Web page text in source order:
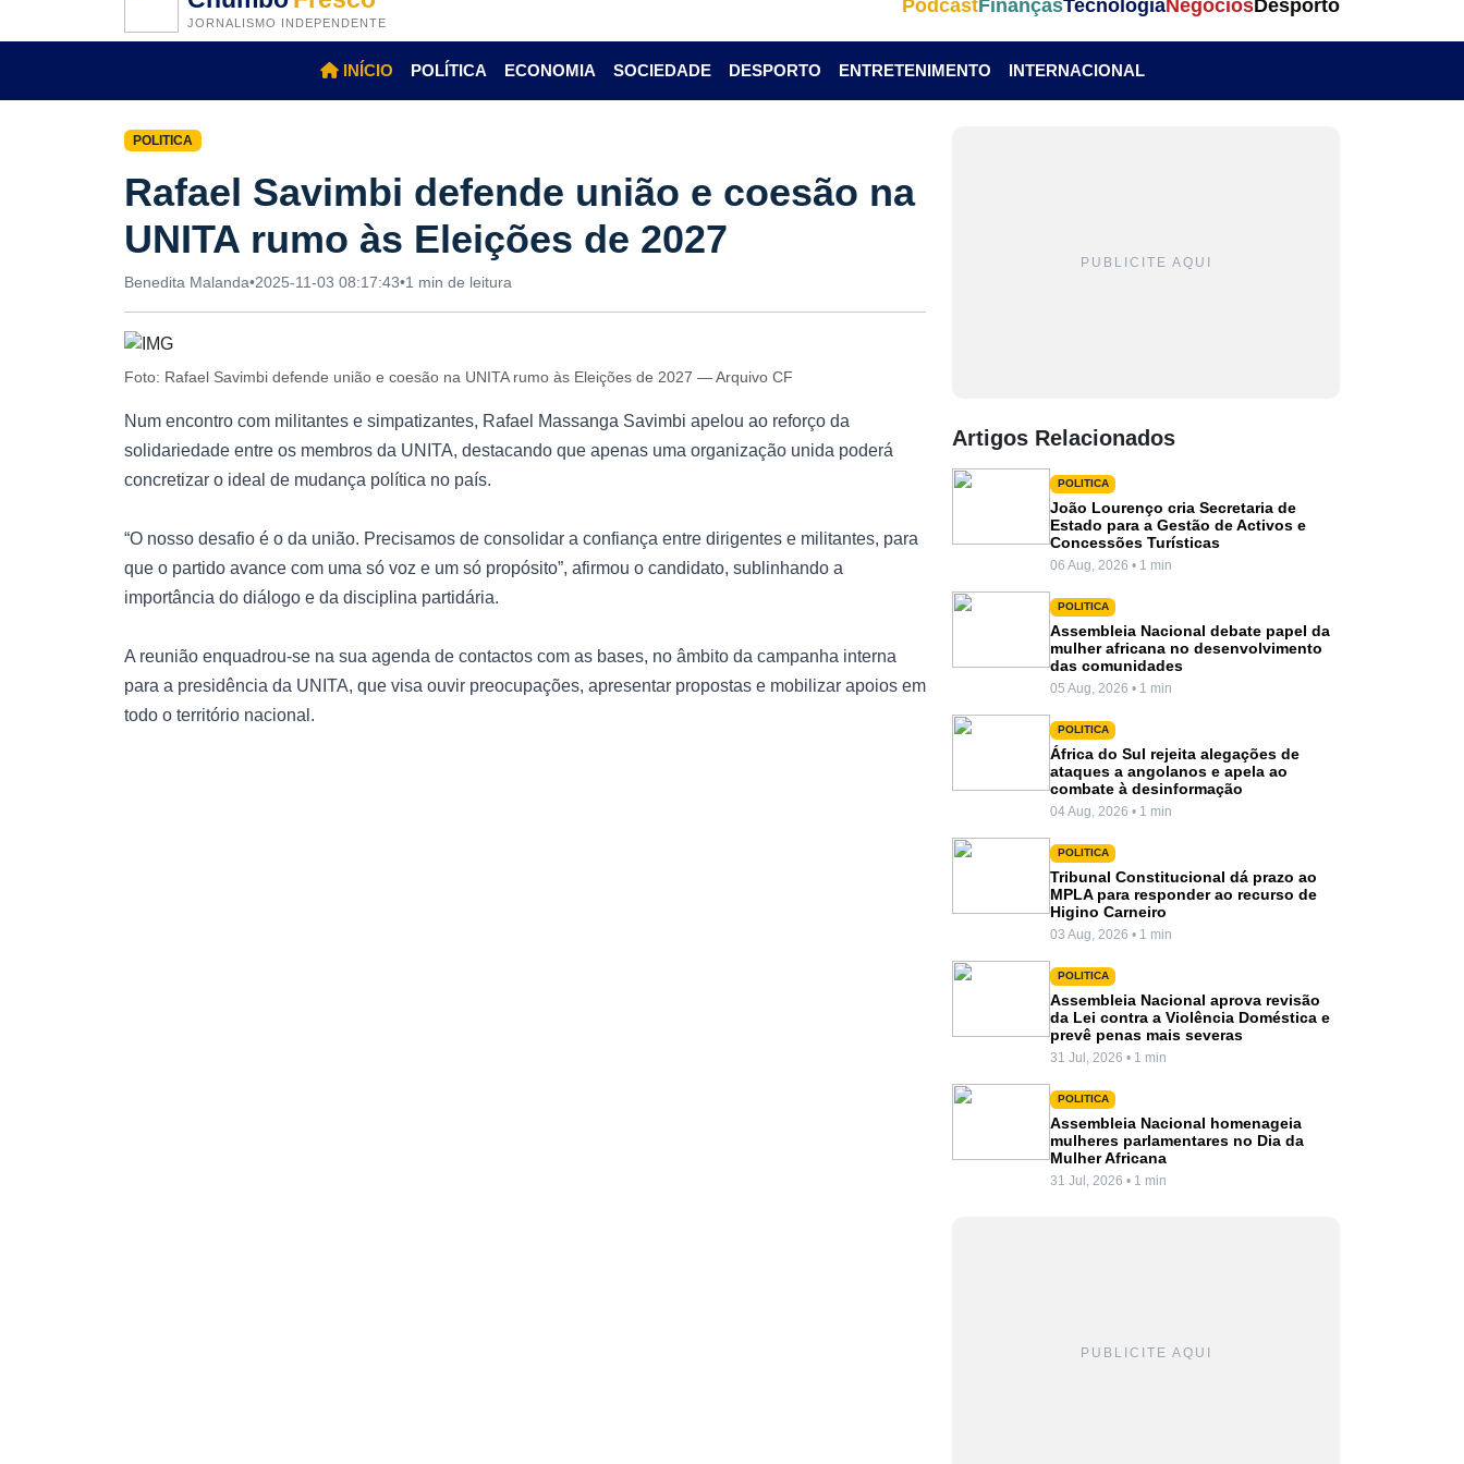
JORNALISMO INDEPENDENTE
PodcastFinançasTecnologiaNegóciosDesporto
INÍCIO POLÍTICA ECONOMIA SOCIEDADE DESPORTO ENTRETENIMENTO INTERNACIONAL
POLITICA
Rafael Savimbi defende união e coesão na
UNITA rumo às Eleições de 2027
Benedita Malanda•2025-11-03 08:17:43•1 min de leitura
Foto: Rafael Savimbi defende união e coesão na UNITA rumo às Eleições de 2027 — Arquivo CF
Num encontro com militantes e simpatizantes, Rafael Massanga Savimbi apelou ao reforço da
solidariedade entre os membros da UNITA, destacando que apenas uma organização unida poderá
concretizar o ideal de mudança política no país.
“O nosso desafio é o da união. Precisamos de consolidar a confiança entre dirigentes e militantes, para
que o partido avance com uma só voz e um só propósito”, afirmou o candidato, sublinhando a
importância do diálogo e da disciplina partidária.
A reunião enquadrou-se na sua agenda de contactos com as bases, no âmbito da campanha interna
para a presidência da UNITA, que visa ouvir preocupações, apresentar propostas e mobilizar apoios em
todo o território nacional.
PUBLICITE AQUI
Artigos Relacionados
POLITICA
João Lourenço cria Secretaria de
Estado para a Gestão de Activos e
Concessões Turísticas
06 Aug, 2026 • 1 min
POLITICA
Assembleia Nacional debate papel da
mulher africana no desenvolvimento
das comunidades
05 Aug, 2026 • 1 min
POLITICA
África do Sul rejeita alegações de
ataques a angolanos e apela ao
combate à desinformação
04 Aug, 2026 • 1 min
POLITICA
Tribunal Constitucional dá prazo ao
MPLA para responder ao recurso de
Higino Carneiro
03 Aug, 2026 • 1 min
POLITICA
Assembleia Nacional aprova revisão
da Lei contra a Violência Doméstica e
prevê penas mais severas
31 Jul, 2026 • 1 min
POLITICA
Assembleia Nacional homenageia
mulheres parlamentares no Dia da
Mulher Africana
31 Jul, 2026 • 1 min
PUBLICITE AQUI